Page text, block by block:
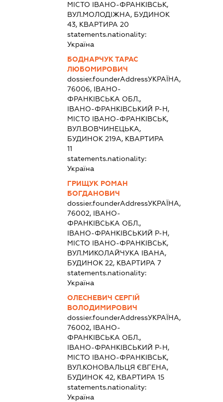
МІСТО ІВАНО-ФРАНКІВСЬК,
ВУЛ.МОЛОДІЖНА, БУДИНОК
43, КВАРТИРА 20
statements.nationality:
Україна
БОДНАРЧУК ТАРАС
ЛЮБОМИРОВИЧ
dossier.founderAddressУКРАЇНА,
76006, ІВАНО-
ФРАНКІВСЬКА ОБЛ.,
ІВАНО-ФРАНКІВСЬКИЙ Р-Н,
МІСТО ІВАНО-ФРАНКІВСЬК,
ВУЛ.ВОВЧИНЕЦЬКА,
БУДИНОК 219А, КВАРТИРА
11
statements.nationality:
Україна
ГРИЩУК РОМАН
БОГДАНОВИЧ
dossier.founderAddressУКРАЇНА,
76002, ІВАНО-
ФРАНКІВСЬКА ОБЛ.,
ІВАНО-ФРАНКІВСЬКИЙ Р-Н,
МІСТО ІВАНО-ФРАНКІВСЬК,
ВУЛ.МИКОЛАЙЧУКА ІВАНА,
БУДИНОК 22, КВАРТИРА 7
statements.nationality:
Україна
ОЛЕСНЕВИЧ СЕРГІЙ
ВОЛОДИМИРОВИЧ
dossier.founderAddressУКРАЇНА,
76002, ІВАНО-
ФРАНКІВСЬКА ОБЛ.,
ІВАНО-ФРАНКІВСЬКИЙ Р-Н,
МІСТО ІВАНО-ФРАНКІВСЬК,
ВУЛ.КОНОВАЛЬЦЯ ЄВГЕНА,
БУДИНОК 42, КВАРТИРА 15
statements.nationality:
Україна